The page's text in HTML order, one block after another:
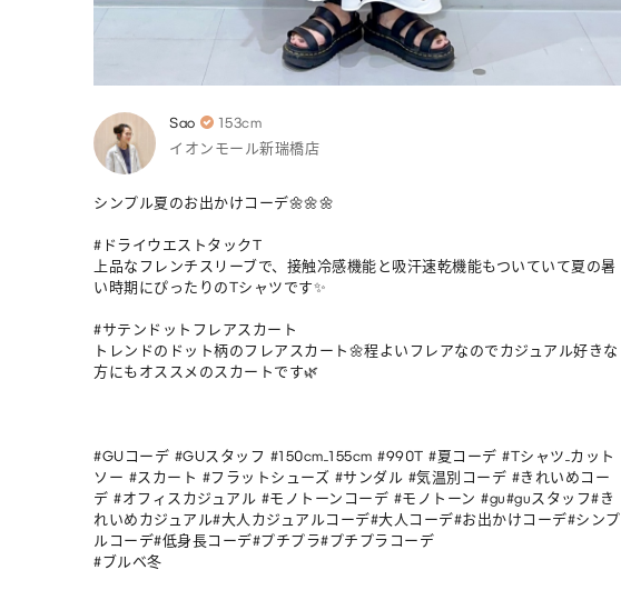
Sao
153cm
イオンモール新瑞橋店
シンプル夏のお出かけコーデ🌼🌼🌼
#ドライウエストタックT
上品なフレンチスリーブで、接触冷感機能と吸汗速乾機能もついていて夏の暑
い時期にぴったりのTシャツです✨
#サテンドットフレアスカート
トレンドのドット柄のフレアスカート🌼程よいフレアなのでカジュアル好きな
方にもオススメのスカートです🌿
#GUコーデ #GUスタッフ #150cm_155cm #990T #夏コーデ #Tシャツ_カット
ソー #スカート #フラットシューズ #サンダル #気温別コーデ #きれいめコー
デ #オフィスカジュアル #モノトーンコーデ #モノトーン #gu#guスタッフ#き
れいめカジュアル#大人カジュアルコーデ#大人コーデ#お出かけコーデ#シンプ
ルコーデ#低身長コーデ#プチプラ#プチプラコーデ
#ブルベ冬